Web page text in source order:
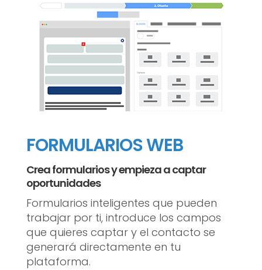
FORMULARIOS WEB
Crea formularios y empieza a captar
oportunidades
Formularios inteligentes que pueden
trabajar por ti, introduce los campos
que quieres captar y el contacto se
generará directamente en tu
plataforma.